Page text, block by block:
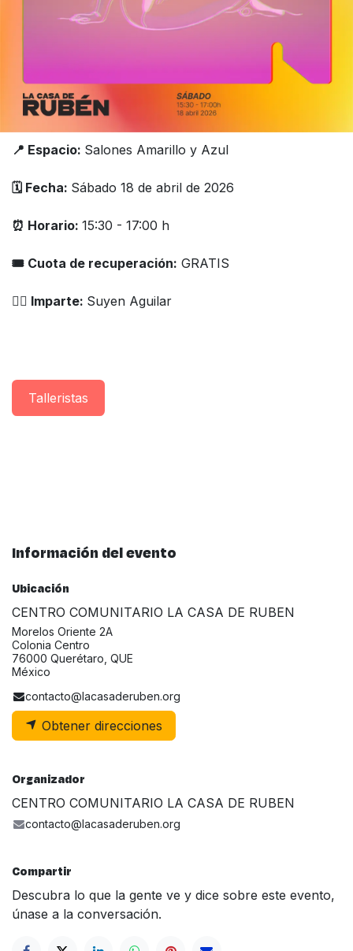
📍 Espacio: Salones Amarillo y Azul
🗓️ Fecha: Sábado 18 de abril de 2026
⏰ Horario: 15:30 - 17:00 h
🎟 Cuota de recuperación: GRATIS
👨‍⚕️ Imparte: Suyen Aguilar
Taller​istas
Información del evento
Ubicación
CENTRO COMUNITARIO LA CASA DE RUBEN
Morelos Oriente 2A
Colonia Centro
76000 Querétaro, QUE
México
contacto@lacasaderuben.org
Obtener direcciones
Organizador
CENTRO COMUNITARIO LA CASA DE RUBEN
contacto@lacasaderuben.org
Compartir
Descubra lo que la gente ve y dice sobre este evento,
únase a la conversación.